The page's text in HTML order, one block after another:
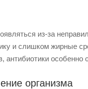
из-за
и слишком жирные
антибиотики
организма